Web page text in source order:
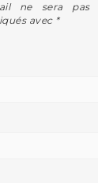
ne sera pas
avec *